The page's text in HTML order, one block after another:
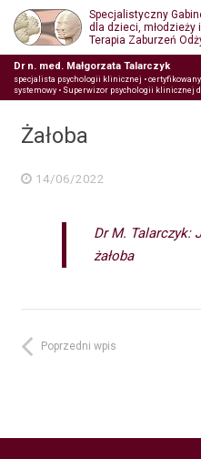
Specjalistyczny
dla dzieci, młodzieży
Terapia Zaburzeń
Dr n. med. Małgorzata Talarczyk
specjalista psychologii klinicznej •
systemowy • Superwizor psychologii klinicznej
Żałoba
14/06/2022
Dr M. Talarczyk:
żałoba
Poprzedni wpis